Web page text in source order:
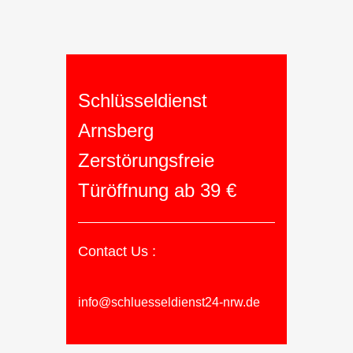
Schlüsseldienst
Arnsberg
Zerstörungsfreie
Türöffnung ab 39 €
Contact Us :
info@schluesseldienst24-nrw.de